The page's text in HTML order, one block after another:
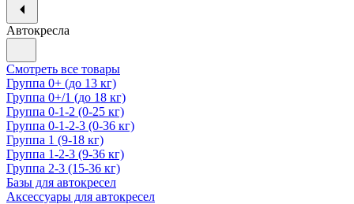
Автокресла
Смотреть все товары
Группа 0+ (до 13 кг)
Группа 0+/1 (до 18 кг)
Группа 0-1-2 (0-25 кг)
Группа 0-1-2-3 (0-36 кг)
Группа 1 (9-18 кг)
Группа 1-2-3 (9-36 кг)
Группа 2-3 (15-36 кг)
Базы для автокресел
Аксессуары для автокресел